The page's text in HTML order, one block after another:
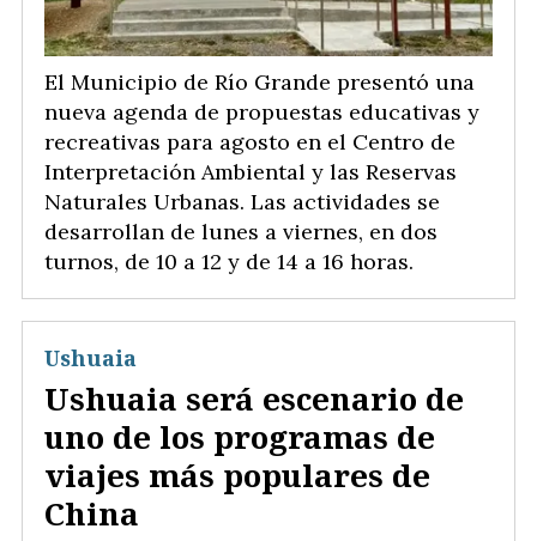
El Municipio de Río Grande presentó una
nueva agenda de propuestas educativas y
recreativas para agosto en el Centro de
Interpretación Ambiental y las Reservas
Naturales Urbanas. Las actividades se
desarrollan de lunes a viernes, en dos
turnos, de 10 a 12 y de 14 a 16 horas.
Ushuaia será escenario de
uno de los programas de
viajes más populares de
China
Ushuaia